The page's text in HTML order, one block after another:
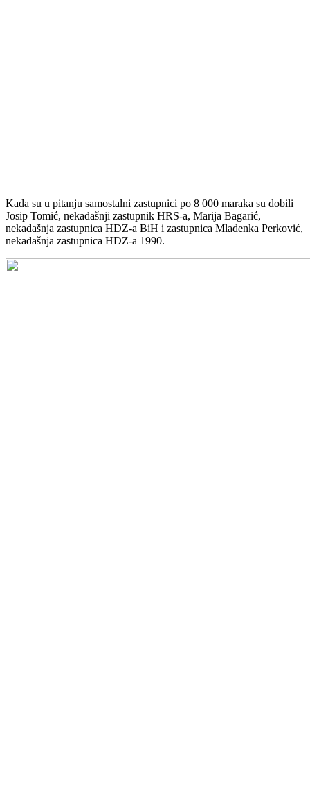
Kada su u pitanju samostalni zastupnici po 8 000 maraka su dobili
Josip Tomić, nekadašnji zastupnik HRS-a, Marija Bagarić,
nekadašnja zastupnica HDZ-a BiH i zastupnica Mladenka Perković,
nekadašnja zastupnica HDZ-a 1990.